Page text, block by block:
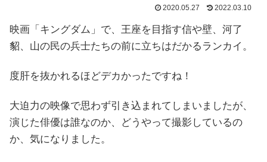
2020.05.27 2022.03.10
映画「キングダム」で、王座を目指す信や壁、河了
貂、山の民の兵士たちの前に立ちはだかるランカイ。
度肝を抜かれるほどデカかったですね！
大迫力の映像で思わず引き込まれてしまいましたが、
演じた俳優は誰なのか、どうやって撮影しているの
か、気になりました。